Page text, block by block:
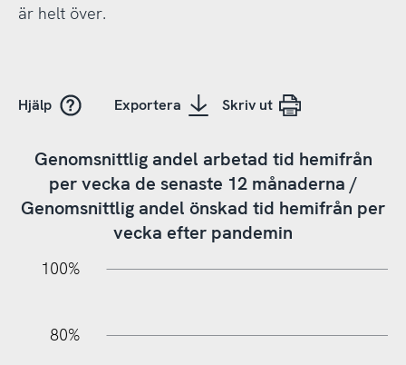
är helt över.
Hjälp Exportera Skriv ut
Genomsnittlig andel arbetad tid hemifrån
per vecka de senaste 12 månaderna /
Genomsnittlig andel önskad tid hemifrån per
vecka efter pandemin
100%
80%